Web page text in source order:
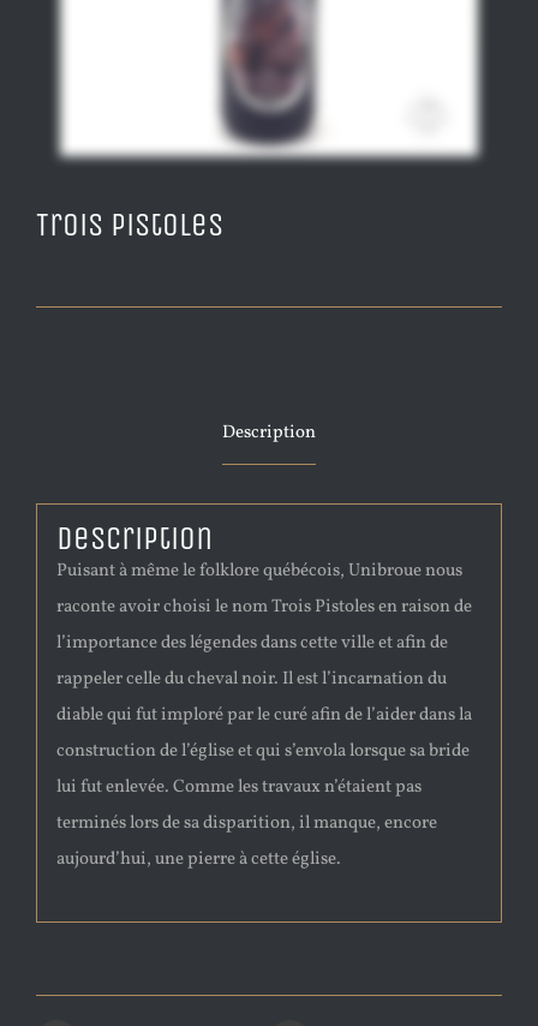
Trois Pistoles
Description
Description
Puisant à même le folklore québécois, Unibroue nous
raconte avoir choisi le nom Trois Pistoles en raison de
l’importance des légendes dans cette ville et afin de
rappeler celle du cheval noir. Il est l’incarnation du
diable qui fut imploré par le curé afin de l’aider dans la
construction de l’église et qui s’envola lorsque sa bride
lui fut enlevée. Comme les travaux n’étaient pas
terminés lors de sa disparition, il manque, encore
aujourd’hui, une pierre à cette église.